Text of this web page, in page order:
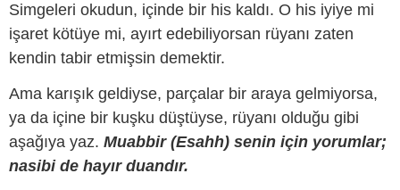
Simgeleri okudun, içinde bir his kaldı. O his iyiye mi
işaret kötüye mi, ayırt edebiliyorsan rüyanı zaten
kendin tabir etmişsin demektir.
Ama karışık geldiyse, parçalar bir araya gelmiyorsa,
ya da içine bir kuşku düştüyse, rüyanı olduğu gibi
aşağıya yaz. Muabbir (Esahh) senin için yorumlar;
nasibi de hayır duandır.